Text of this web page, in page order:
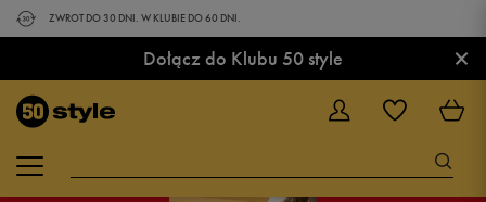
ZWROT DO 30 DNI. W KLUBIE DO 60 DNI.
Dołącz do Klubu 50 style ×